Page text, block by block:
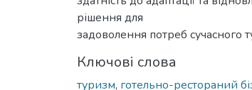
рішення для
задоволення потреб сучасного
Ключові слова
туризм, готельно-рестораний